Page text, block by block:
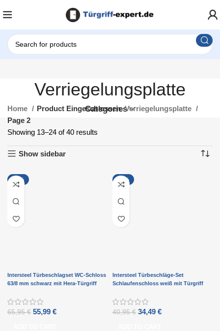
Verriegelungsplatte
Categories
Home Product Eingeschlossen Verriegelungsplatte
Page 2
Showing 13–24 of 40 results
Show sidebar
-15%
Intersteel Türbeschlagset WC-Schloss
63/8 mm schwarz mit Hera-Türgriff
65,95€ 55,99 €
-16%
Intersteel Türbeschläge-Set
Schlaufenschloss weiß mit Türgriff
40,95€ 34,49 €